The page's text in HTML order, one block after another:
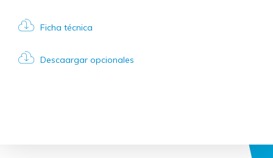
Ficha técnica
Descaargar opcionales